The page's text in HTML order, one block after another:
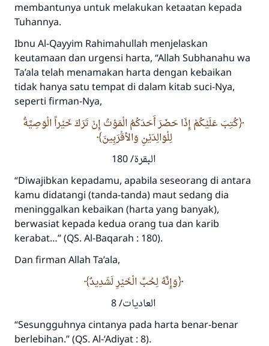
membantunya untuk melakukan ketaatan kepada
Tuhannya.
Ibnu Al-Qayyim Rahimahullah menjelaskan
keutamaan dan urgensi harta, “Allah Subhanahu wa
Ta’ala telah menamakan harta dengan kebaikan
tidak hanya satu tempat di dalam kitab suci-Nya,
seperti firman-Nya,
كُتِبَ عَلَيْكُمْ إِذَا حَضَرَ أَحَدَكُمُ الْمَوْتُ إِنْ تَرَكَ خَيْراً الْوَصِيَّةُ
لِلْوَالِدَيْنِ وَالأقْرَبِينَ
البقرة/ 180
“Diwajibkan kepadamu, apabila seseorang di antara
kamu didatangi (tanda-tanda) maut sedang dia
meninggalkan kebaikan (harta yang banyak),
berwasiat kepada kedua orang tua dan karib
kerabat…” ­(QS. Al-Baqarah : 180).
Dan firman Allah Ta’ala,
وَإِنَّهُ لِحُبِّ الْخَيْرِ لَشَدِيدٌ
العاديات/ 8
“Sesungguhnya cintanya pada harta benar-benar
berlebihan.”(QS. Al-‘Adiyat : 8).